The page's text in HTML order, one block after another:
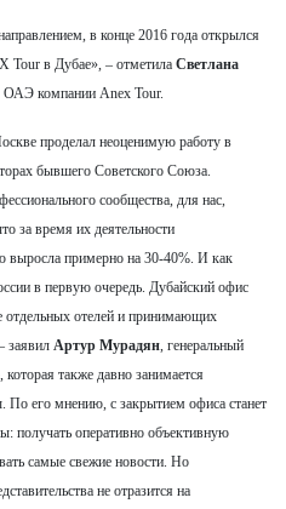
в конце 2016 года открылся
в Дубае», – отметила Светлана
ОАЭ компании Anex Tour.
проделал неоценимую работу в
бывшего Советского Союза.
сообщества, для нас,
за время их деятельности
примерно на 30-40%. И как
в первую очередь. Дубайский офис
отдельных отелей и принимающих
заявил Артур Мурадян , генеральный
также давно занимается
По его мнению, с закрытием офиса станет
получать оперативно объективную
самые свежие новости. Но
не отразится на